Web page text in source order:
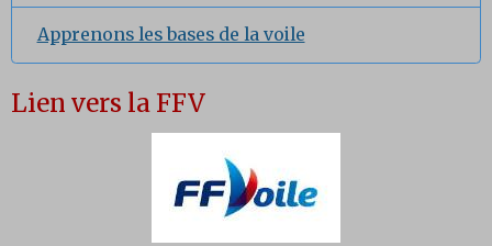
Apprenons les bases de la voile
Lien vers la FFV